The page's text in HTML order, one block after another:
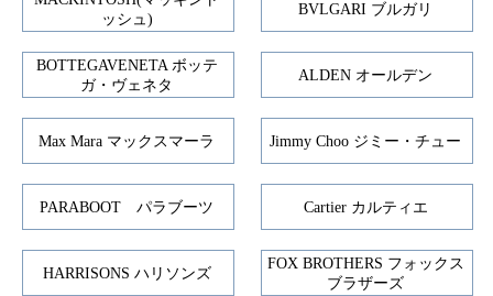
ッシュ)
BVLGARI ブルガリ
BOTTEGAVENETA ボッテ
ガ・ヴェネタ
ALDEN オールデン
Max Mara マックスマーラ Jimmy Choo ジミー・チュー
PARABOOT パラブーツ Cartier カルティエ
HARRISONS ハリソンズ
FOX BROTHERS フォックス
ブラザーズ